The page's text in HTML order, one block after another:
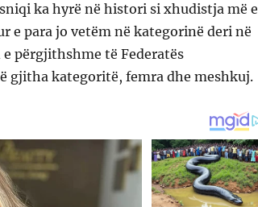
ka hyrë në histori si xhudistja më e
e para jo vetëm në kategorinë deri në
përgjithshme të Federatës
gjitha kategoritë, femra dhe meshkuj.